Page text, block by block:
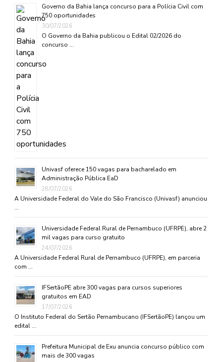
Governo da Bahia lança concurso para a Polícia Civil com
750 oportunidades
30/07/2026
O Governo da Bahia publicou o Edital 02/2026 do
concurso …
Univasf oferece 150 vagas para bacharelado em
Administração Pública EaD
28/07/2026
A Universidade Federal do Vale do São Francisco (Univasf) anunciou
…
Universidade Federal Rural de Pernambuco (UFRPE), abre 2
mil vagas para curso gratuito
24/07/2026
A Universidade Federal Rural de Pernambuco (UFRPE), em parceria
com …
IFSertãoPE abre 300 vagas para cursos superiores
gratuitos em EAD
17/07/2026
O Instituto Federal do Sertão Pernambucano (IFSertãoPE) lançou um
edital …
Prefeitura Municipal de Exu anuncia concurso público com
mais de 300 vagas